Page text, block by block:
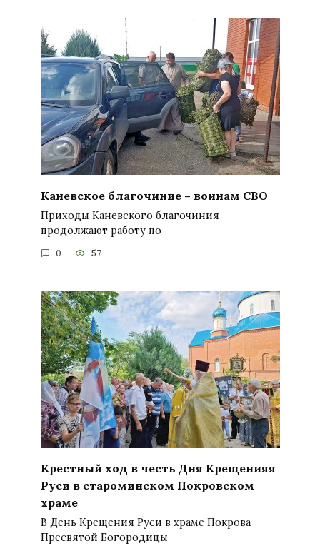
Каневское благочиние – воинам СВО
Приходы Каневского благочиния
продолжают работу по
0 57
Крестный ход в честь Дня Крещенияя
Руси в староминском Покровском
храме
В День Крещения Руси в храме Покрова
Пресвятой Богородицы